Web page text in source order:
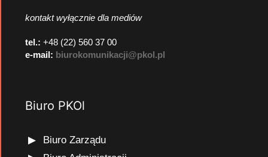
kontakt wyłącznie dla mediów
tel.: +48 (22) 560 37 00
e-mail: biurokomunikacji@pkol.pl
Biuro PKOl
Biuro Zarządu